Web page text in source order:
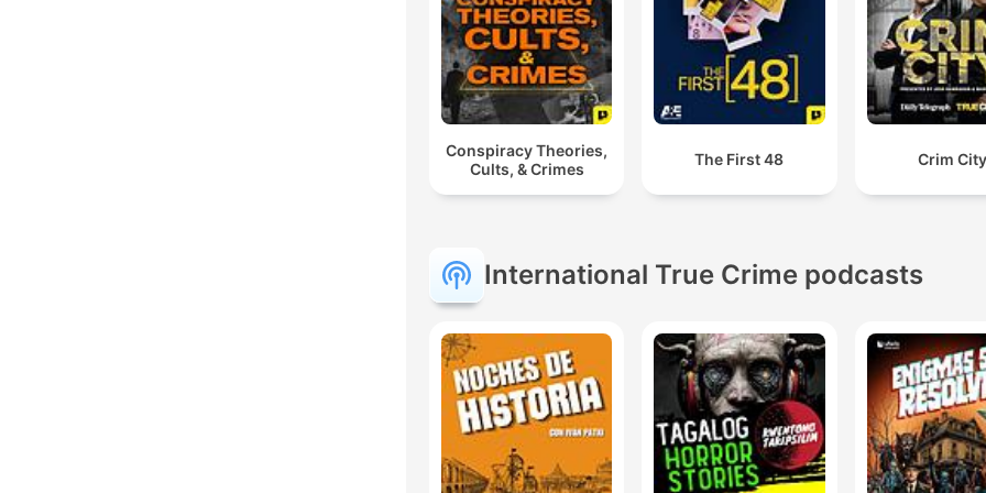
Conspiracy Theories,
Cults, & Crimes
The First 48 Crim City
International True Crime podcasts